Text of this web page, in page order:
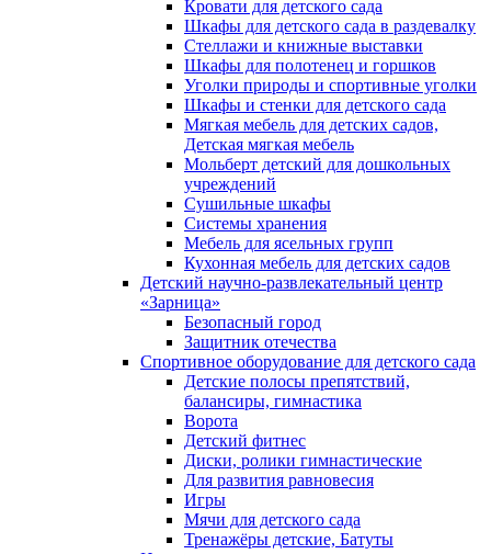
Кровати для детского сада
Шкафы для детского сада в раздевалку
Стеллажи и книжные выставки
Шкафы для полотенец и горшков
Уголки природы и спортивные уголки
Шкафы и стенки для детского сада
Мягкая мебель для детских садов,
Детская мягкая мебель
Мольберт детский для дошкольных
учреждений
Сушильные шкафы
Системы хранения
Мебель для ясельных групп
Кухонная мебель для детских садов
Детский научно-развлекательный центр
«Зарница»
Безопасный город
Защитник отечества
Спортивное оборудование для детского сада
Детские полосы препятствий,
балансиры, гимнастика
Ворота
Детский фитнес
Диски, ролики гимнастические
Для развития равновесия
Игры
Мячи для детского сада
Тренажёры детские, Батуты